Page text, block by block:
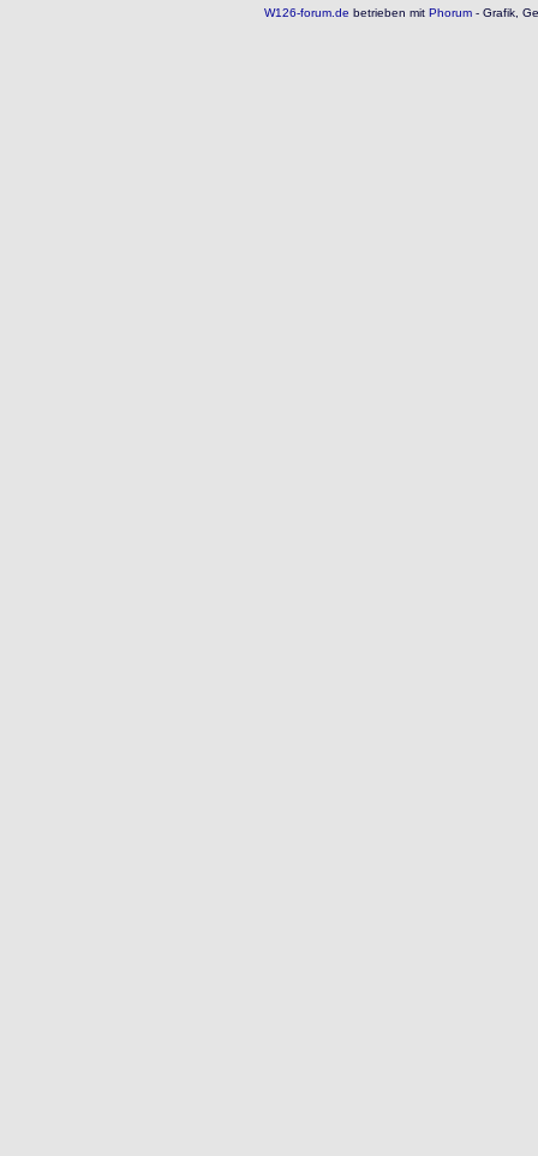
W126-forum.de betrieben mitPhorum- Grafik,